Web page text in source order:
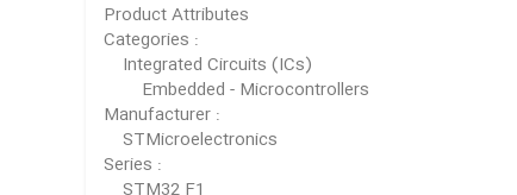
Product Attributes
Categories :
Integrated Circuits (ICs)
Embedded - Microcontrollers
Manufacturer :
STMicroelectronics
Series :